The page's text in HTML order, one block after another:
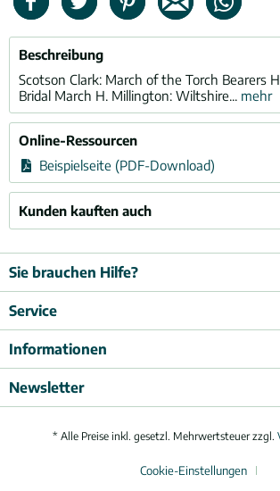
Beschreibung
Scotson Clark: March of the Torch Bearers
Bridal March H. Millington: Wiltshire... mehr
Online-Ressourcen
Beispielseite (PDF-Download)
Kunden kauften auch
Sie brauchen Hilfe?
Service
Informationen
Newsletter
* Alle Preise inkl. gesetzl. Mehrwertsteuer zzgl.
Cookie-Einstellungen